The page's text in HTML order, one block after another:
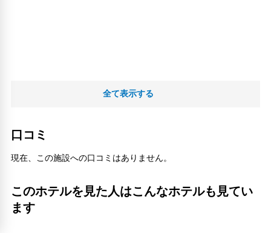
全て表示する
口コミ
現在、この施設への口コミはありません。
このホテルを見た人はこんなホテルも見てい
ます